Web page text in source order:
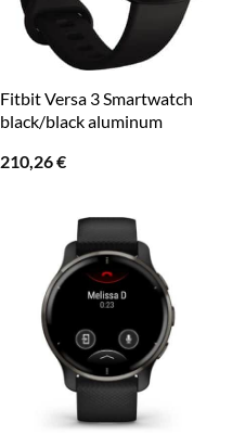
Fitbit Versa 3 Smartwatch
black/black aluminum
210,26€